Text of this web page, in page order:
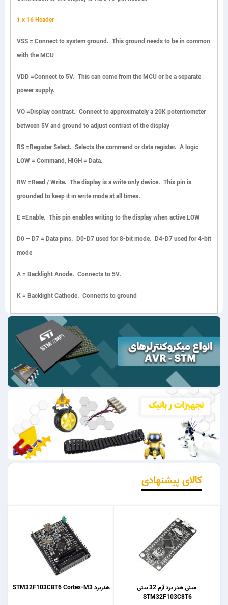
1 x 16 Header
VSS= Connect to system ground. This ground needs to be in common
with the MCU
VDD=Connect to 5V. This can come from the MCU or be a separate
power supply.
VO=Display contrast. Connect to approximately a 20K potentiometer
between 5V and ground to adjust contrast of the display
RS=Register Select. Selects the command or data register. A logic
LOW = Command, HIGH = Data.
RW=Read / Write. The display is a write only device. This pin is
grounded to keep it in write mode at all times.
E =Enable. This pin enables writing to the display when active LOW
D0 – D7= Data pins. D0-D7 used for 8-bit mode. D4-D7 used for 4-bit
mode
A= Backlight Anode. Connects to 5V.
K= Backlight Cathode. Connects to ground
کالای پیشنهادی
هدربرد STM32F103C8T6 Cortex-M3
مینی هدر برد آرم 32 بیتی
STM32F103C8T6